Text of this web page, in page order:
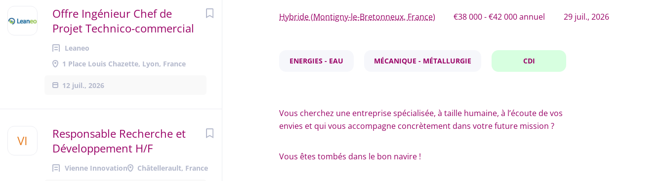
Offre Ingénieur Chef de
Projet Technico-commercial
Leaneo
1 Place Louis Chazette, Lyon, France
12 juil., 2026
VI
Responsable Recherche et
Développement H/F
Vienne Innovation Châtellerault, France
Hybride (Montigny-le-Bretonneux, France) €38 000 - €42 000 annuel 29 juil., 2026
ENERGIES - EAU MÉCANIQUE - MÉTALLURGIE CDI
Vous cherchez une entreprise spécialisée, à taille humaine, à l’écoute de vos
envies et qui vous accompagne concrètement dans votre future mission ?
Vous êtes tombés dans le bon navire !